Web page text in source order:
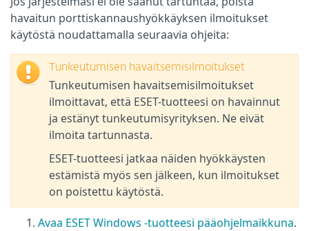
havaitun porttiskannaushyökkäyksen ilmoitukset
käytöstä noudattamalla seuraavia ohjeita:
Tunkeutumisen havaitsemisilmoitukset
Tunkeutumisen havaitsemisilmoitukset
ilmoittavat, että ESET-tuotteesi on havainnut
ja estänyt tunkeutumisyrityksen. Ne eivät
ilmoita tartunnasta.
ESET-tuotteesi jatkaa näiden hyökkäysten
estämistä myös sen jälkeen, kun ilmoitukset
on poistettu käytöstä.
Avaa ESET Windows -tuotteesi pääohjelmaikkuna.